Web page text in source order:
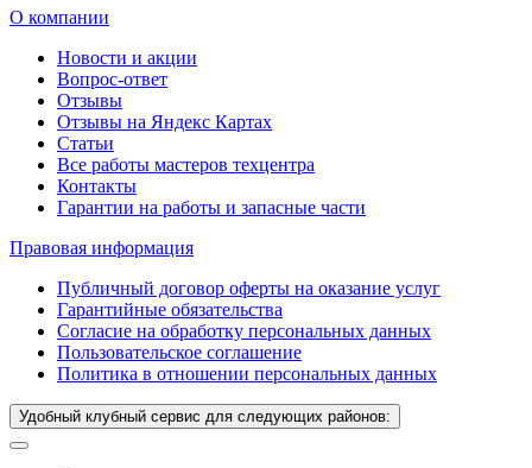
О компании
Новости и акции
Вопрос-ответ
Отзывы
Отзывы на Яндекс Картах
Статьи
Все работы мастеров техцентра
Контакты
Гарантии на работы и запасные части
Правовая информация
Публичный договор оферты на оказание услуг
Гарантийные обязательства
Согласие на обработку персональных данных
Пользовательское соглашение
Политика в отношении персональных данных
Удобный клубный сервис для следующих районов: